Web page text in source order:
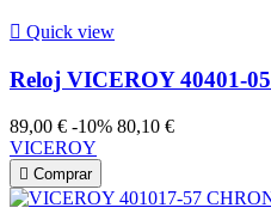
 Quick view
Reloj VICEROY 40401-
89,00 € -10% 80,10 €
VICEROY
 Comprar